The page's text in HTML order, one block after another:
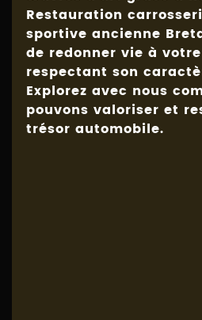
Restauration
sportive ancienne
de redonner vie à
respectant son
Explorez avec nous
pouvons valoriser et
trésor automobile.